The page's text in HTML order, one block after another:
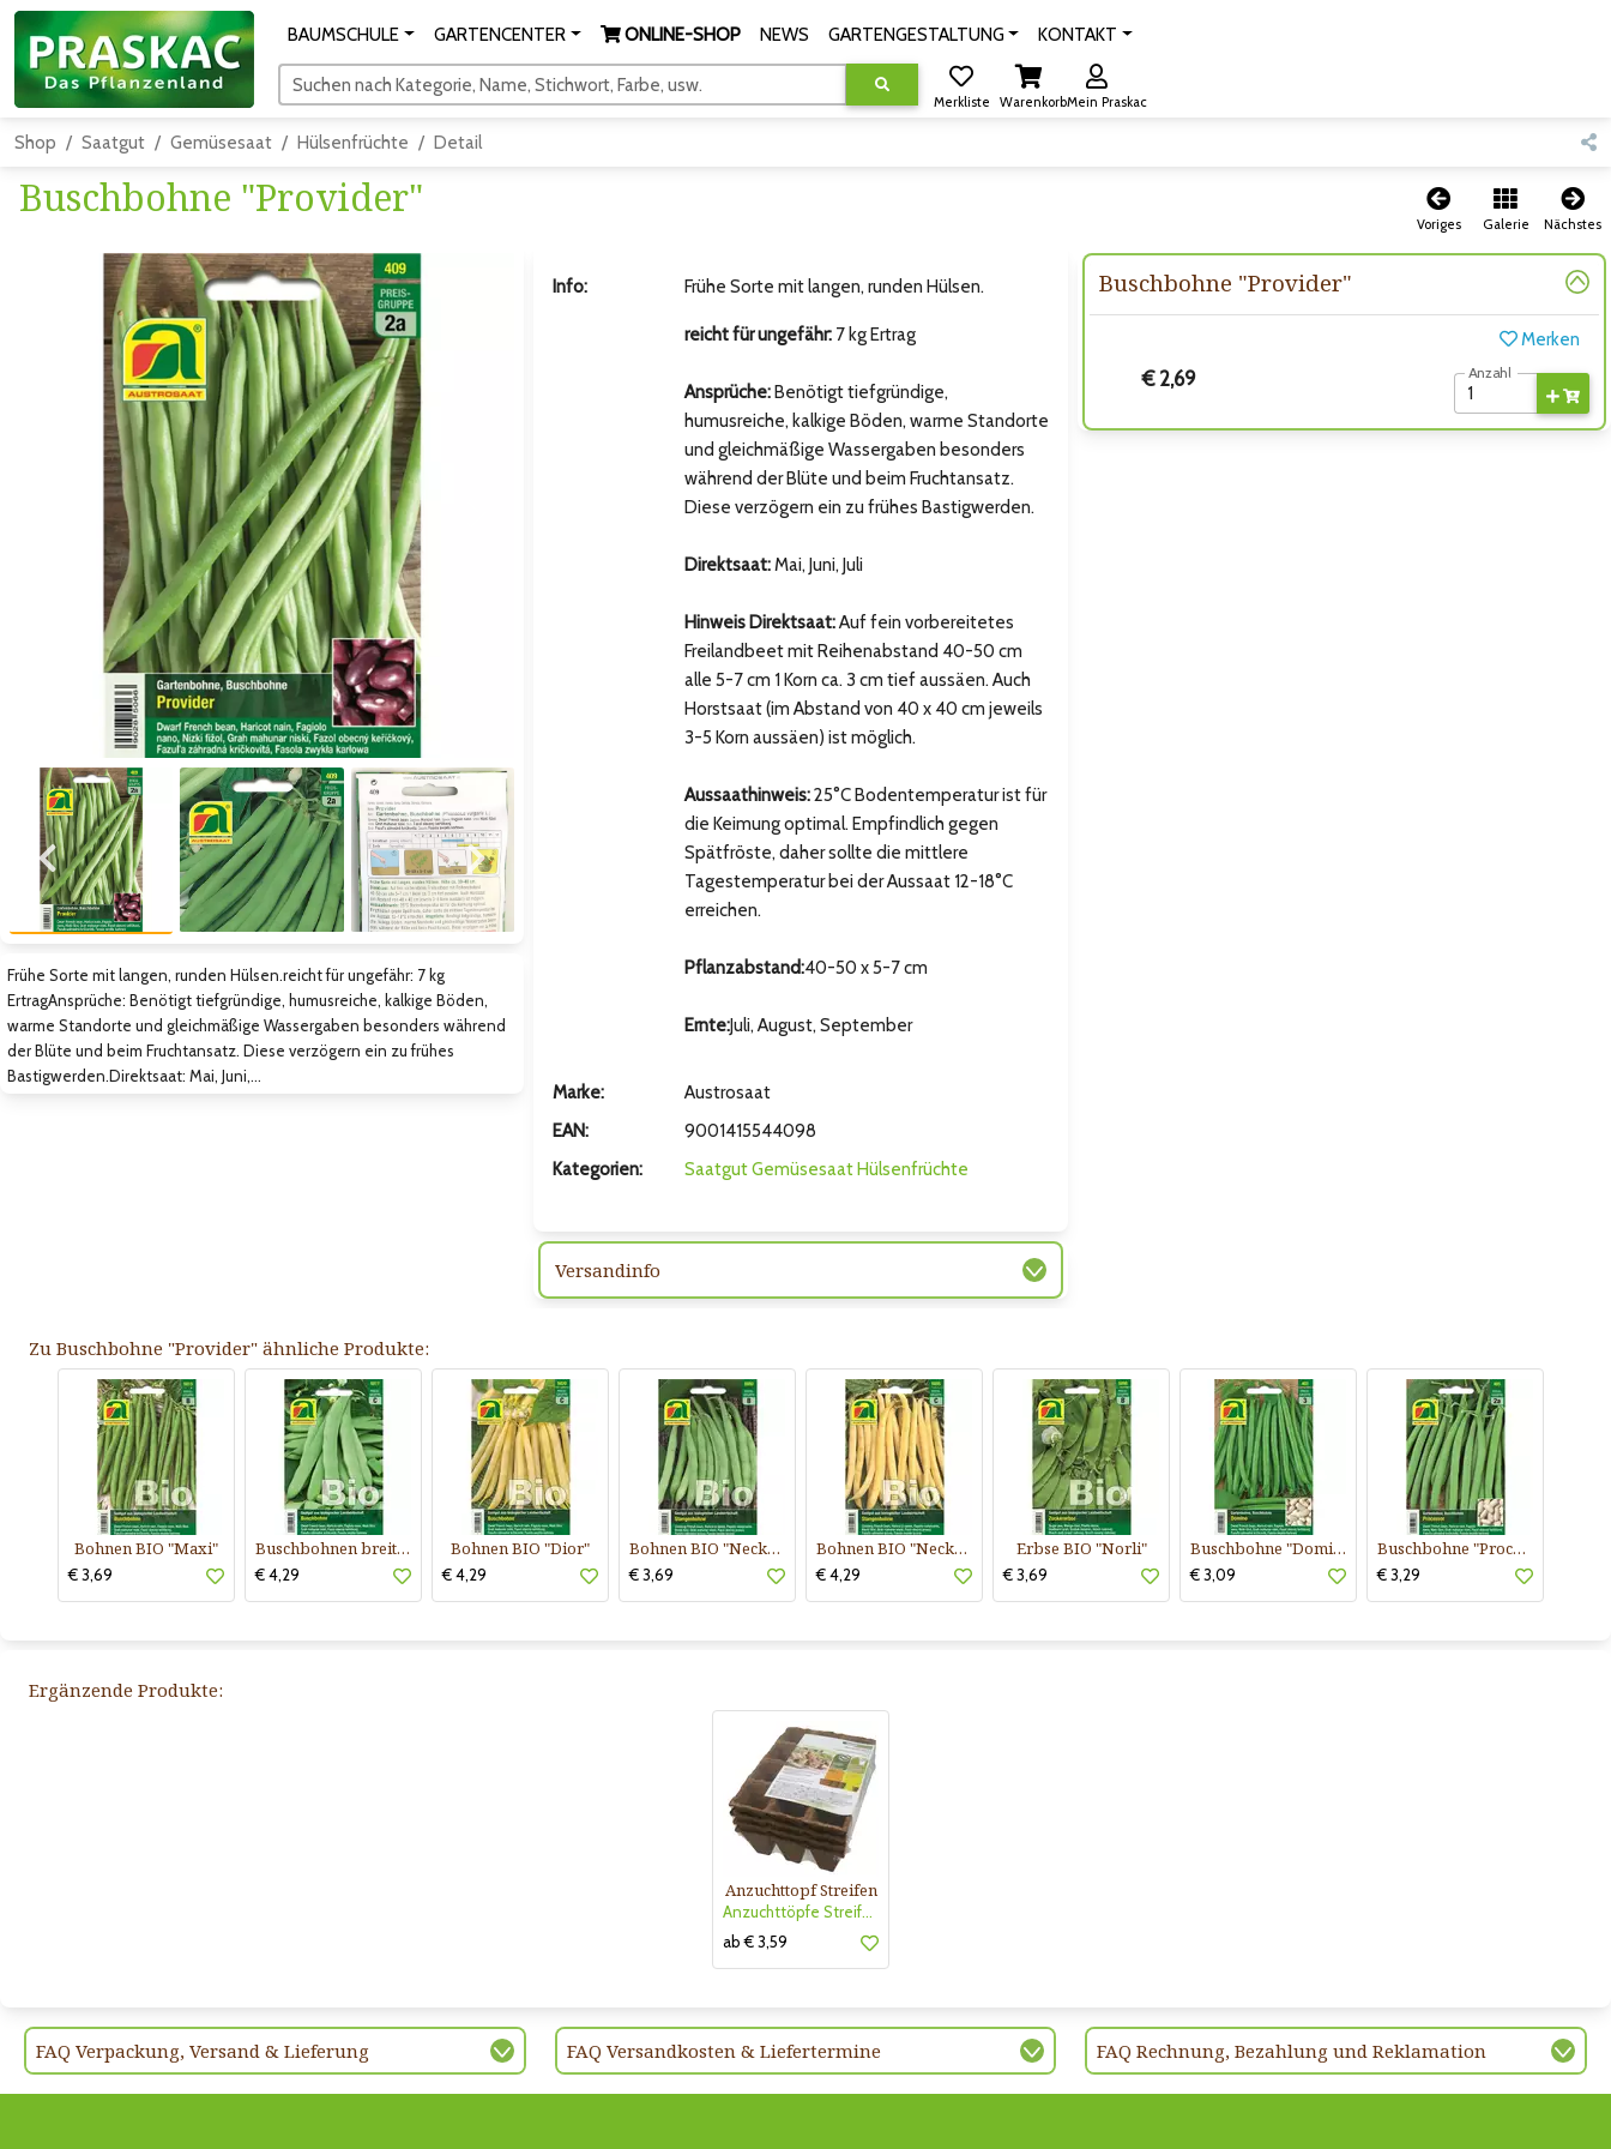
BAUMSCHULE GARTENCENTER ONLINE-SHOP NEWS GARTENGESTALTUNG KONTAKT
Suchen nach Kategorie, Name, Stichwort, Farbe, usw.
Merkliste WarenkorbMein Praskac
Shop Saatgut Gemüsesaat Hülsenfrüchte Detail
Buschbohne "Provider"
Voriges Galerie Nächstes
Zum vorigen Bild
Zum vorigen Bild Zum nächsten Bild
Frühe Sorte mit langen, runden Hülsen.reicht für ungefähr: 7 kg
ErtragAnsprüche: Benötigt tiefgründige, humusreiche, kalkige Böden,
warme Standorte und gleichmäßige Wassergaben besonders während
der Blüte und beim Fruchtansatz. Diese verzögern ein zu frühes
Bastigwerden.Direktsaat: Mai, Juni,…
Buschbohne "Provider"
Merken
€ 2,69 Anzahl
Info: Frühe Sorte mit langen, runden Hülsen.
reicht für ungefähr: 7 kg Ertrag
Ansprüche:Benötigt tiefgründige,
humusreiche, kalkige Böden, warme Standorte
und gleichmäßige Wassergaben besonders
während der Blüte und beim Fruchtansatz.
Diese verzögern ein zu frühes Bastigwerden.
Direktsaat:Mai, Juni, Juli
Hinweis Direktsaat:Auf fein vorbereitetes
Freilandbeet mit Reihenabstand 40-50 cm
alle 5-7 cm 1 Korn ca. 3 cm tief aussäen. Auch
Horstsaat (im Abstand von 40 x 40 cm jeweils
3-5 Korn aussäen) ist möglich.
Aussaathinweis:25°C Bodentemperatur ist für
die Keimung optimal. Empfindlich gegen
Spätfröste, daher sollte die mittlere
Tagestemperatur bei der Aussaat 12-18°C
erreichen.
Pflanzabstand:40-50 x 5-7 cm
Ernte:Juli, August, September
Marke:
Austrosaat
EAN:
9001415544098
Kategorien:
SaatgutGemüsesaatHülsenfrüchte
Versandinfo
Zu Buschbohne "Provider" ähnliche Produkte:
Bohnen BIO "Maxi"
€ 3,69
Buschbohnen breit BIO
€ 4,29
Bohnen BIO "Dior"
€ 4,29
Bohnen BIO "Neckarkönigin"
€ 3,69
Bohnen BIO "Neckargold"
€ 4,29
Erbse BIO "Norli"
€ 3,69
Buschbohne "Domino"
€ 3,09
Buschbohne "Processor"
€ 3,29
Ergänzende Produkte:
Anzuchttopf Streifen
Anzuchttöpfe Streifen 6cm
ab € 3,59
FAQ Verpackung, Versand & Lieferung FAQ Versandkosten & Liefertermine FAQ Rechnung, Bezahlung und Reklamation